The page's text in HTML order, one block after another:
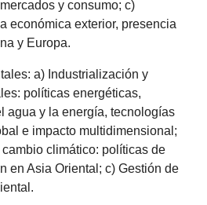
y consumo; c)
económica exterior, presencia
y Europa.
a) Industrialización y
políticas energéticas,
agua y la energía, tecnologías
e impacto multidimensional;
climático: políticas de
en Asia Oriental; c) Gestión de